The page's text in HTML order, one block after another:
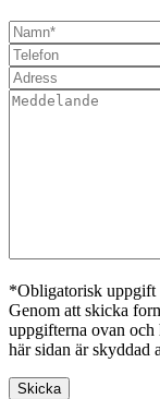
*Obligatorisk uppgift
Genom att skicka
uppgifterna ovan
här sidan är